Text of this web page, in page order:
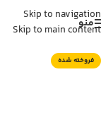
Skip to navigation
Skip to main content
منو
فروخته شده